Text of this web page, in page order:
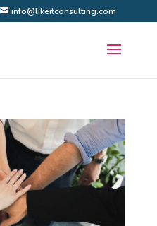
info@likeitconsulting.com